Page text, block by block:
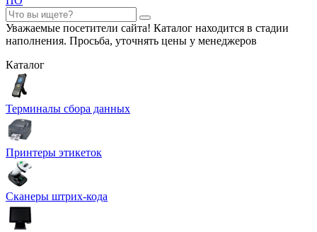
Уважаемые посетители сайта! Каталог находится в стадии
наполнения. Просьба, уточнять цены у менеджеров
Каталог
Терминалы сбора данных
Принтеры этикеток
Сканеры штрих-кода